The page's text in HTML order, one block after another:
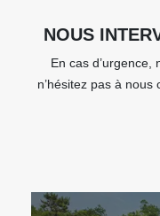
NOUS
En cas d’urgence,
n’hésitez pas à